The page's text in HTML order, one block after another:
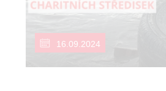
16.09.2024